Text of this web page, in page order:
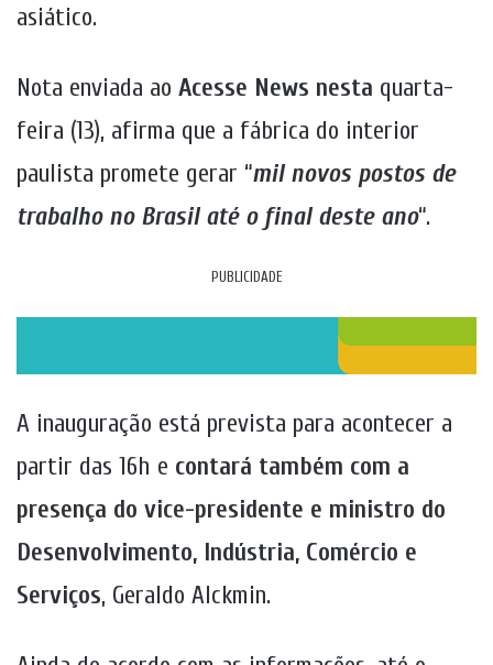
asiático.
Nota enviada ao Acesse News nesta quarta-
feira (13), afirma que a fábrica do interior
paulista promete gerar “mil novos postos de
trabalho no Brasil até o final deste ano“.
PUBLICIDADE
A inauguração está prevista para acontecer a
partir das 16h e contará também com a
presença do vice-presidente e ministro do
Desenvolvimento, Indústria, Comércio e
Serviços, Geraldo Alckmin.